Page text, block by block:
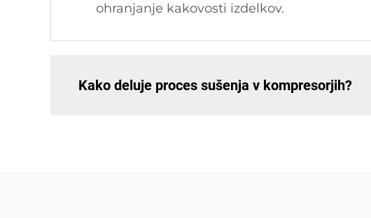
ohranjanje kakovosti izdelkov.
Kako deluje proces sušenja v kompresorjih?